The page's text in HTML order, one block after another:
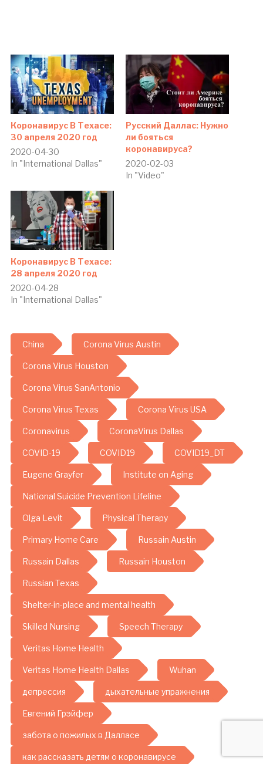
Коронавирус В Техасе:
30 апреля 2020 год
2020-04-30
In "International Dallas"
Русский Даллас: Нужно
ли бояться
коронавируса?
2020-02-03
In "Video"
Коронавирус В Техасе:
28 апреля 2020 год
2020-04-28
In "International Dallas"
China Corona Virus Austin
Corona Virus Houston
Corona Virus SanAntonio
Corona Virus Texas Corona Virus USA
Coronavirus CoronaVirus Dallas
COVID-19 COVID19 COVID19_DT
Eugene Grayfer Institute on Aging
National Suicide Prevention Lifeline
Olga Levit Physical Therapy
Primary Home Care Russain Austin
Russain Dallas Russain Houston
Russian Texas
Shelter-in-place and mental health
Skilled Nursing Speech Therapy
Veritas Home Health
Veritas Home Health Dallas Wuhan
депрессия дыхательные упражнения
Евгений Грэйфер
забота о пожилых в Далласе
как рассказать детям о коронавирусе